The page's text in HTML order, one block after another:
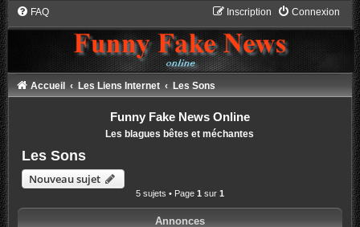
FAQ Connexion
Inscription
Accueil Les Liens Internet Les Sons
Funny Fake News Online
Les blagues bêtes et méchantes
Les Sons
Nouveau sujet
5 sujets • Page 1 sur 1
Annonces